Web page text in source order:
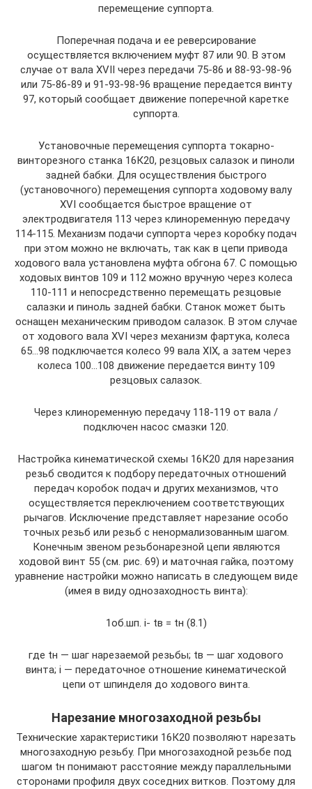
перемещение суппорта.
Поперечная подача и ее реверсирование
осуществляется включением муфт 87 или 90. В этом
случае от вала XVII через передачи 75-86 и 88-93-98-96
или 75-86-89 и 91-93-98-96 вращение передается винту
97, который сообщает движение поперечной каретке
суппорта.
Установочные перемещения суппорта токарно-
винторезного станка 16К20, резцовых салазок и пиноли
задней бабки. Для осуществления быстрого
(установочного) перемещения суппорта ходовому валу
XVI сообщается быстрое вращение от
электродвигателя 113 через клиноременную передачу
114-115. Механизм подачи суппорта через коробку подач
при этом можно не включать, так как в цепи привода
ходового вала установлена муфта обгона 67. С помощью
ходовых винтов 109 и 112 можно вручную через колеса
110-111 и непосредственно перемещать резцовые
салазки и пиноль задней бабки. Станок может быть
оснащен механическим приводом салазок. В этом случае
от ходового вала XVI через механизм фартука, колеса
65…98 подключается колесо 99 вала XIX, а затем через
колеса 100…108 движение передается винту 109
резцовых салазок.
Через клиноременную передачу 118-119 от вала /
подключен насос смазки 120.
Настройка кинематической схемы 16К20 для нарезания
резьб сводится к подбору передаточных отношений
передач коробок подач и других механизмов, что
осуществляется переключением соответствующих
рычагов. Исключение представляет нарезание особо
точных резьб или резьб с ненормализованным шагом.
Конечным звеном резьбонарезной цепи являются
ходовой винт 55 (см. рис. 69) и маточная гайка, поэтому
уравнение настройки можно написать в следующем виде
(имея в виду однозаходность винта):
1об.шп. i- tв = tн (8.1)
где tн — шаг нарезаемой резьбы; tв — шаг ходового
винта; i — передаточное отношение кинематической
цепи от шпинделя до ходового винта.
Нарезание многозаходной резьбы
Технические характеристики 16К20 позволяют нарезать
многозаходную резьбу. При многозаходной резьбе под
шагом tн понимают расстояние между параллельными
сторонами профиля двух соседних витков. Поэтому для